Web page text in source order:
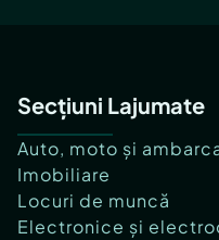
Secțiuni Lajumate
Auto, moto și
Imobiliare
Locuri de muncă
Electronice și